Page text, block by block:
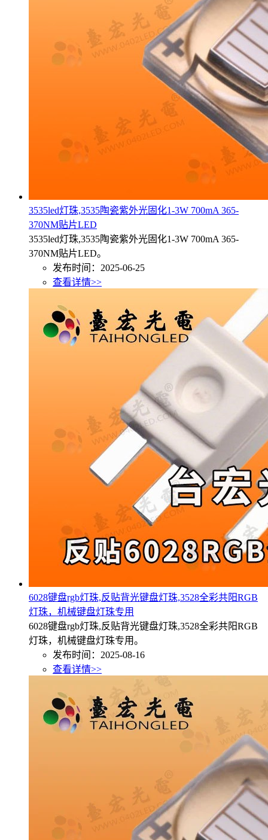
3535led灯珠,3535陶瓷紫外光固化1-3W 700mA 365-
370NM贴片LED
3535led灯珠,3535陶瓷紫外光固化1-3W 700mA 365-
370NM贴片LED。
发布时间：2025-06-25
查看详情>>
6028键盘rgb灯珠,反贴背光键盘灯珠,3528全彩共阳RGB
灯珠，机械键盘灯珠专用
6028键盘rgb灯珠,反贴背光键盘灯珠,3528全彩共阳RGB
灯珠，机械键盘灯珠专用。
发布时间：2025-08-16
查看详情>>